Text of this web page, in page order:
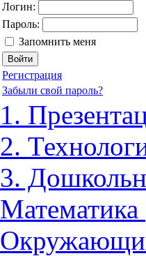
Логин:
Пароль:
Запомнить меня
Регистрация
Забыли свой пароль?
1.
2.
3.
Математика